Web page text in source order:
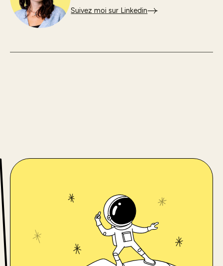
Suivez moi sur Linkedin